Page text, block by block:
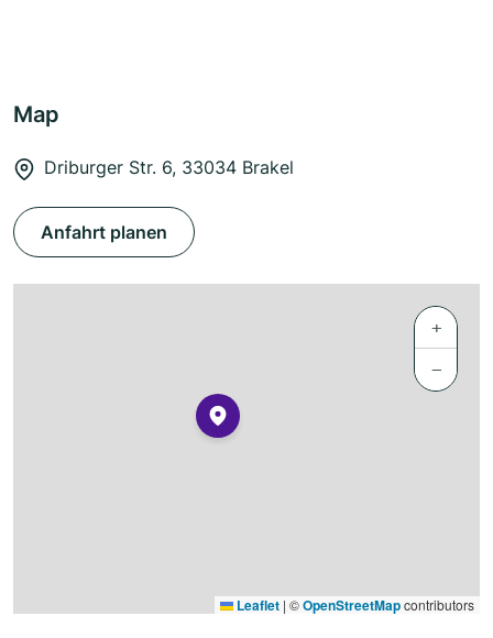
Map
Driburger Str. 6, 33034 Brakel
Anfahrt planen
+
−
Leaflet | ©OpenStreetMapcontributors